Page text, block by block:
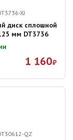
XJ
диск сплошной
мм DT3736
1 160₽
QZ